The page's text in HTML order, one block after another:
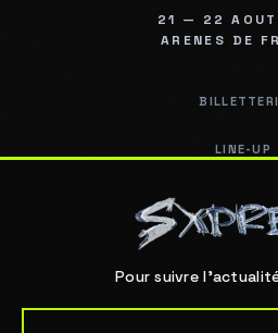
21 — 22
ARENES DE
LINE-UP
Pour suivre